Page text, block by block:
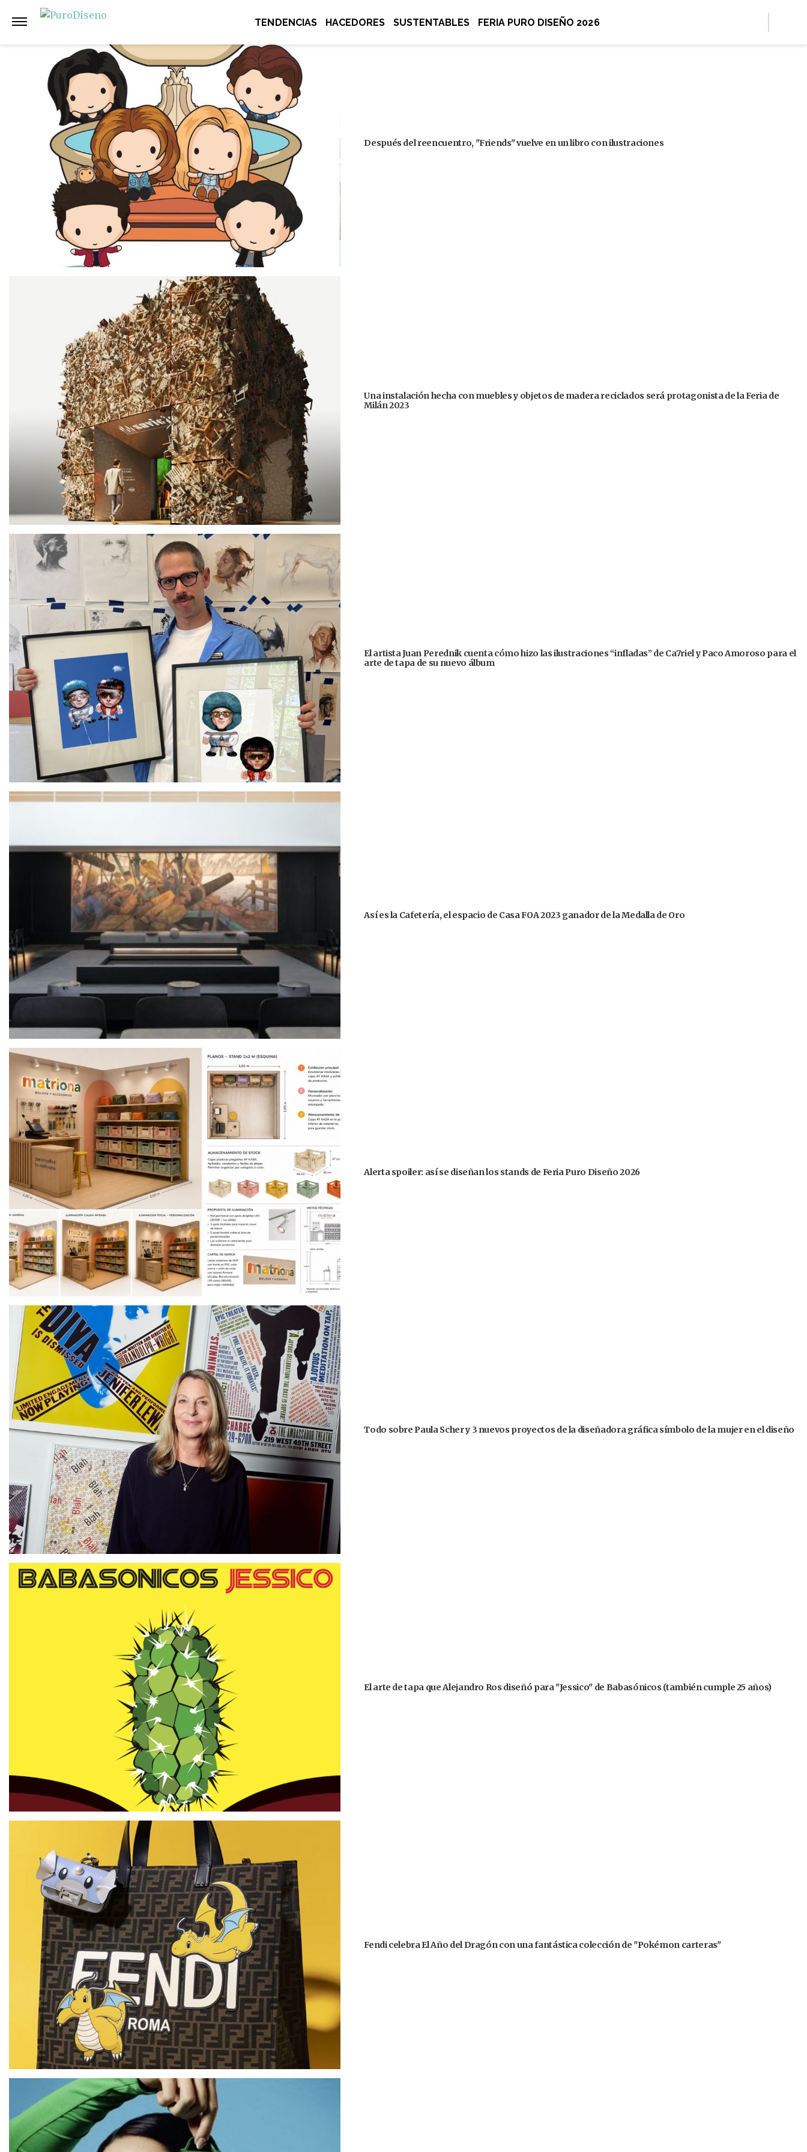
TENDENCIAS HACEDORES SUSTENTABLES FERIA PURO DISEÑO 2026
Anterior
Después del reencuentro, "Friends" vuelve en un libro con ilustraciones
Una instalación hecha con muebles y objetos de madera reciclados será protagonista de la Feria de
Milán 2023
El artista Juan Perednik cuenta cómo hizo las ilustraciones “infladas” de Ca7riel y Paco Amoroso para el
arte de tapa de su nuevo álbum
Así es la Cafetería, el espacio de Casa FOA 2023 ganador de la Medalla de Oro
Alerta spoiler: así se diseñan los stands de Feria Puro Diseño 2026
Todo sobre Paula Scher y 3 nuevos proyectos de la diseñadora gráfica símbolo de la mujer en el diseño
El arte de tapa que Alejandro Ros diseñó para "Jessico" de Babasónicos (también cumple 25 años)
Fendi celebra El Año del Dragón con una fantástica colección de "Pokémon carteras"
Siguiente